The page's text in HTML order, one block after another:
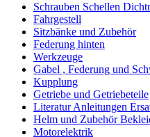
Schrauben Schellen
Fahrgestell
Sitzbänke und Zubehör
Federung hinten
Werkzeuge
Gabel , Federung und
Kupplung
Getriebe und Getriebeteile
Literatur Anleitungen
Helm und Zubehör
Motorelektrik